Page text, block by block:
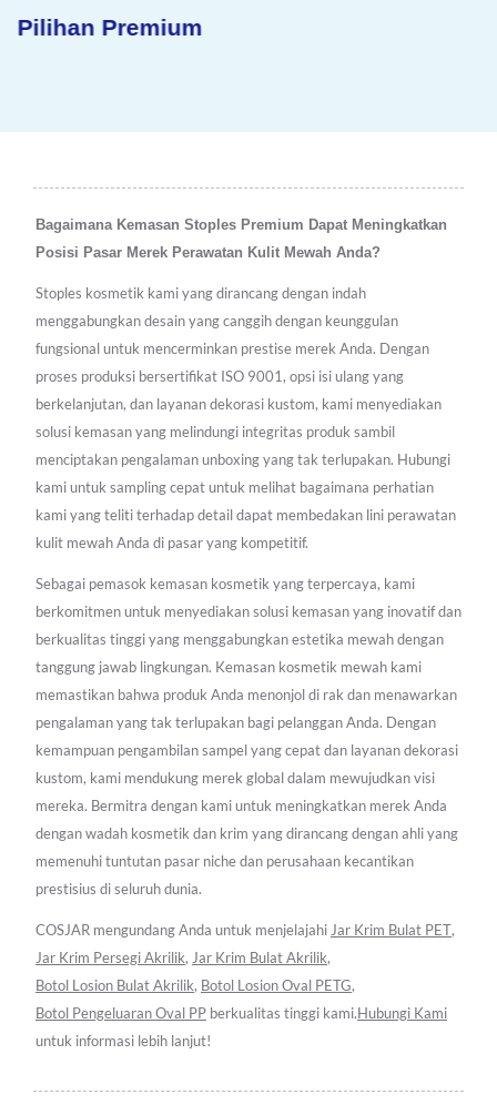
Pilihan Premium
Bagaimana Kemasan Stoples Premium Dapat Meningkatkan
Posisi Pasar Merek Perawatan Kulit Mewah Anda?
Stoples kosmetik kami yang dirancang dengan indah
menggabungkan desain yang canggih dengan keunggulan
fungsional untuk mencerminkan prestise merek Anda. Dengan
proses produksi bersertifikat ISO 9001, opsi isi ulang yang
berkelanjutan, dan layanan dekorasi kustom, kami menyediakan
solusi kemasan yang melindungi integritas produk sambil
menciptakan pengalaman unboxing yang tak terlupakan. Hubungi
kami untuk sampling cepat untuk melihat bagaimana perhatian
kami yang teliti terhadap detail dapat membedakan lini perawatan
kulit mewah Anda di pasar yang kompetitif.
Sebagai pemasok kemasan kosmetik yang terpercaya, kami
berkomitmen untuk menyediakan solusi kemasan yang inovatif dan
berkualitas tinggi yang menggabungkan estetika mewah dengan
tanggung jawab lingkungan. Kemasan kosmetik mewah kami
memastikan bahwa produk Anda menonjol di rak dan menawarkan
pengalaman yang tak terlupakan bagi pelanggan Anda. Dengan
kemampuan pengambilan sampel yang cepat dan layanan dekorasi
kustom, kami mendukung merek global dalam mewujudkan visi
mereka. Bermitra dengan kami untuk meningkatkan merek Anda
dengan wadah kosmetik dan krim yang dirancang dengan ahli yang
memenuhi tuntutan pasar niche dan perusahaan kecantikan
prestisius di seluruh dunia.
COSJAR mengundang Anda untuk menjelajahiJar Krim Bulat PET,
Jar Krim Persegi Akrilik, Jar Krim Bulat Akrilik,
Botol Losion Bulat Akrilik, Botol Losion Oval PETG,
Botol Pengeluaran Oval PP berkualitas tinggi kami.Hubungi Kami
untuk informasi lebih lanjut!